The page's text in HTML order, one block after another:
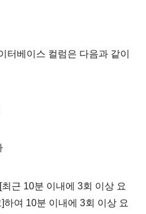
터베이스 컬럼은 다음과 같이
근 10분 이내에 3회 이상 요
여 10분 이내에 3회 이상 요